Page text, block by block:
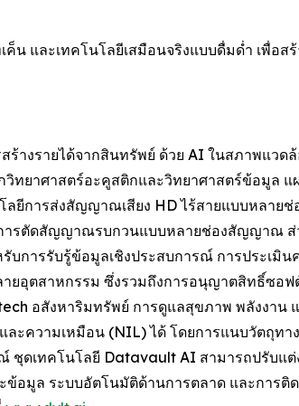
และเทคโนโลยีเสมือนจริงแบบดื่มด่ำ เพื่อส
างรายได้จากสินทรัพย์ ด้วย AI ในสภาพแวด
ทยาศาสตร์อะคูสติกและวิทยาศาสตร์ข้อมูล แ
ลยีการส่งสัญญาณเสียง HD ไร้สายแบบหลา
การตัดสัญญาณรบกวนแบบหลายช่องสัญญาณ
การรับรู้ข้อมูลเชิงประสบการณ์ การประเมิน
อุตสาหกรรม ซึ่งรวมถึงการอนุญาตสิทธิ์ซอฟ
อสังหาริมทรัพย์ การดูแลสุขภาพ พลังงาน
ะความเหมือน (NIL) ได้ โดยการแนบวัตถุทา
ชุดเทคโนโลยี Datavault AI สามารถปรับแ
ข้อมูล ระบบอัตโนมัติด้านการตลาด และการ